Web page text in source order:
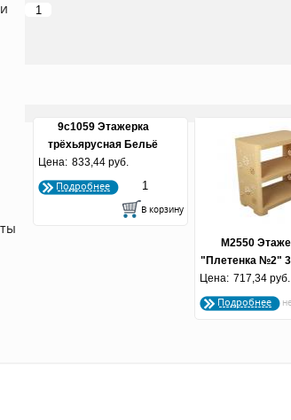
9с1059 Этажерка
трёхьярусная Бельё
Надежда
Цена: 833,44 руб.
Подробнее
М2550
"Плетенка №2"
(беж) (по 2
Цена: 717,34 руб.
Подробнее